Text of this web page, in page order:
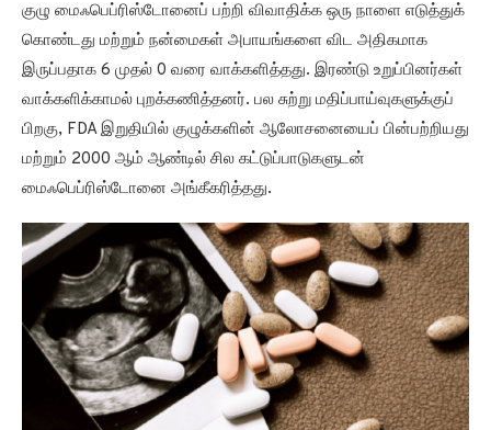
குழு மைஃபெப்ரிஸ்டோனைப் பற்றி விவாதிக்க ஒரு நாளை எடுத்துக்
கொண்டது மற்றும் நன்மைகள் அபாயங்களை விட அதிகமாக
இருப்பதாக 6 முதல் 0 வரை வாக்களித்தது. இரண்டு உறுப்பினர்கள்
வாக்களிக்காமல் புறக்கணித்தனர். பல சுற்று மதிப்பாய்வுகளுக்குப்
பிறகு, FDA இறுதியில் குழுக்களின் ஆலோசனையைப் பின்பற்றியது
மற்றும் 2000 ஆம் ஆண்டில் சில கட்டுப்பாடுகளுடன்
மைஃபெப்ரிஸ்டோனை அங்கீகரித்தது.